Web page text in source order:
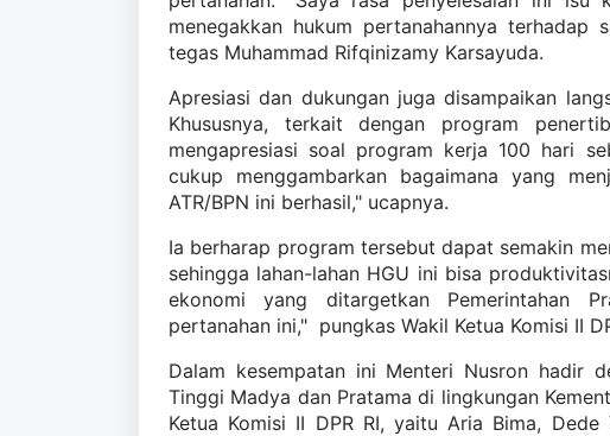
menegakkan hukum pertanahannya
tegas Muhammad Rifqinizamy Karsayuda.
Apresiasi dan dukungan juga disampaikan
Khususnya, terkait dengan program
mengapresiasi soal program kerja 100 hari
cukup menggambarkan bagaimana yang
ATR/BPN ini berhasil," ucapnya.
Ia berharap program tersebut dapat semakin
sehingga lahan-lahan HGU ini bisa
ekonomi yang ditargetkan Pemerintahan
pertanahan ini," pungkas Wakil Ketua Komisi II
Dalam kesempatan ini Menteri Nusron hadir
Tinggi Madya dan Pratama di lingkungan
Ketua Komisi II DPR RI, yaitu Aria Bima,